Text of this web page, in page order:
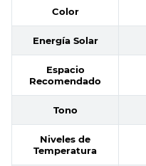
Color
Energía Solar
Espacio
Recomendado
Tono
Niveles de
Temperatura